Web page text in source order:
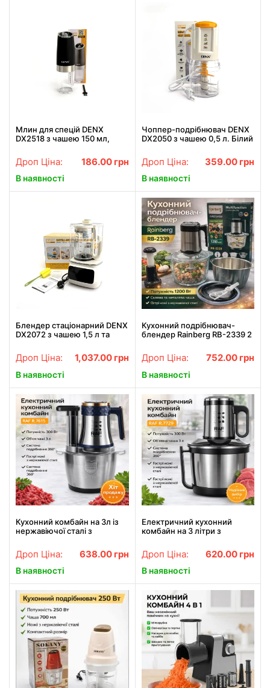
Млин для спецій DENX
DX2518 з чашею 150 мл,
Дроп Ціна: 186.00 грн
В наявності
Чоппер-подрібнювач DENX
DX2050 з чашею 0,5 л. Білий
Дроп Ціна: 359.00 грн
В наявності
Блендер стаціонарний DENX
DX2072 з чашею 1,5 л та
(DX2072)
Дроп Ціна: 1,037.00 грн
В наявності
Кухонний подрібнювач-
блендер Rainberg RB-2339 2
скляна та металева чаша
Дроп Ціна: 752.00 грн
В наявності
Кухонний комбайн на 3л із
нержавіючої сталі з
RAF R.7615 300W
Дроп Ціна: 638.00 грн
В наявності
Електричний кухонний
комбайн на 3 літри з
R.7729 300W
Дроп Ціна: 620.00 грн
В наявності